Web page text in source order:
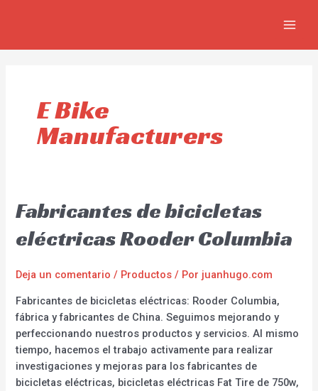
E Bike
Manufacturers
Fabricantes de bicicletas
eléctricas Rooder Columbia
Deja un comentario / Productos / Por juanhugo.com
Fabricantes de bicicletas eléctricas: Rooder Columbia,
fábrica y fabricantes de China. Seguimos mejorando y
perfeccionando nuestros productos y servicios. Al mismo
tiempo, hacemos el trabajo activamente para realizar
investigaciones y mejoras para los fabricantes de
bicicletas eléctricas, bicicletas eléctricas Fat Tire de 750w,